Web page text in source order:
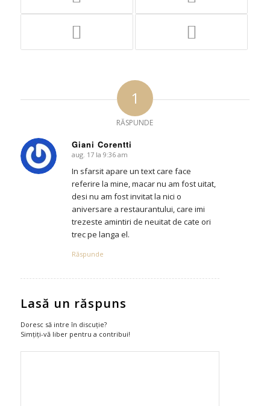
1
RĂSPUNDE
Giani Corentti
says:
aug. 17 la 9:36 am
In sfarsit apare un text care face
referire la mine, macar nu am fost uitat,
desi nu am fost invitat la nici o
aniversare a restaurantului, care imi
trezeste amintiri de neuitat de cate ori
trec pe langa el.
Răspunde
Lasă un răspuns
Doresc să intre în discuție?
Simțiți-vă liber pentru a contribui!